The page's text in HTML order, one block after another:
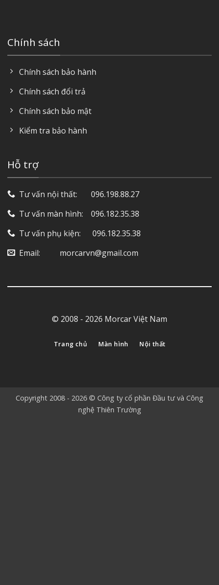
Chính sách
Chính sách bảo hành
Chính sách đổi trả
Chính sách bảo mật
Kiểm tra bảo hành
Hỗ trợ
Tư vấn nội thất: ‎ ‎ ‎ ‎ ‎ ‎ 096.198.88.27
Tư vấn màn hình: ‎ ‎ ‎ 096.182.35.38
Tư vấn phụ kiện: ‎ ‎ ‎ ‎‎ ‎ 096.182.35.38
Email: ‎ ‎ ‎ ‎ ‎ ‎ ‎ ‎ ‎ morcarvn@gmail.com
© 2008 - 2026 Morcar Việt Nam
Trang chủ Màn hình Nội thất
Copyright 2008 - 2026 © Công ty cổ phần Đầu tư và Công
nghệ Thiên Trường